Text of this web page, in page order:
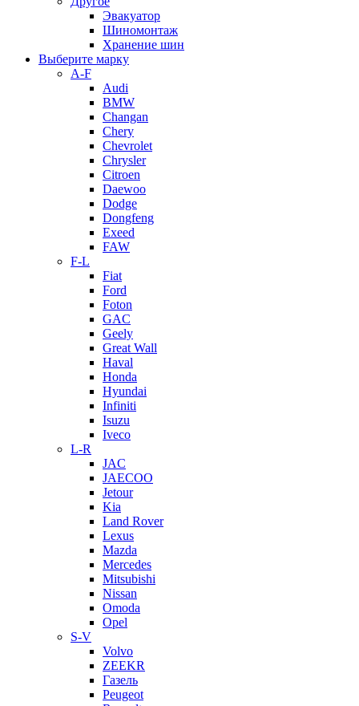
Эвакуатор
Шиномонтаж
Хранение шин
Выберите марку
A-F
Audi
BMW
Changan
Chery
Chevrolet
Chrysler
Citroen
Daewoo
Dodge
Dongfeng
Exeed
FAW
F-L
Fiat
Ford
Foton
GAC
Geely
Great Wall
Haval
Honda
Hyundai
Infiniti
Isuzu
Iveco
L-R
JAC
JAECOO
Jetour
Kia
Land Rover
Lexus
Mazda
Mercedes
Mitsubishi
Nissan
Omoda
Opel
S-V
Volvo
ZEEKR
Газель
Peugeot